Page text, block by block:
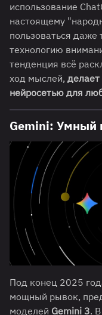
использование
настоящему
пользоваться даже
технологию
тенденция всё
ход мыслей, делает
нейросетью для
Gemini: Умный
Под конец 2025
мощный рывок,
моделей Gemini 3.